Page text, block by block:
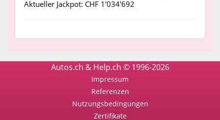
Aktueller Jackpot: CHF 1'034'692
Autos.ch & Help.ch © 1996-2026
Impressum
Referenzen
Nutzungsbedingungen
Zertifikate